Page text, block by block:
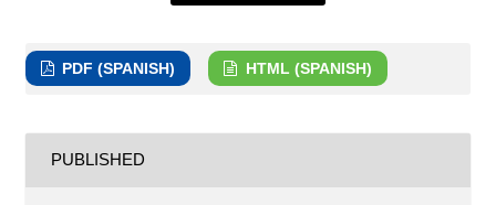
PDF (SPANISH) HTML (SPANISH)
PUBLISHED